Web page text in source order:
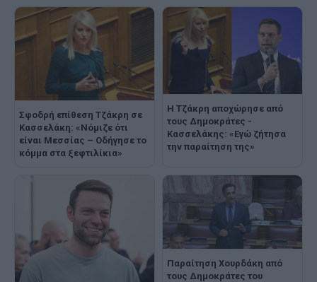
Σφοδρή επίθεση Τζάκρη σε
Κασσελάκη: «Νόμιζε ότι
είναι Μεσσίας – Οδήγησε το
κόμμα στα ξεφτιλίκια»
Η Τζάκρη αποχώρησε από
τους Δημοκράτες -
Κασσελάκης: «Εγώ ζήτησα
την παραίτηση της»
Παραίτηση Χουρδάκη από
τους Δημοκράτες του